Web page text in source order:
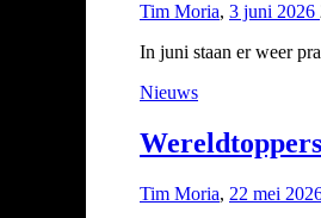
Tim Moria, 3 juni 2026
In juni staan er weer
Nieuws
Tim Moria, 22 mei